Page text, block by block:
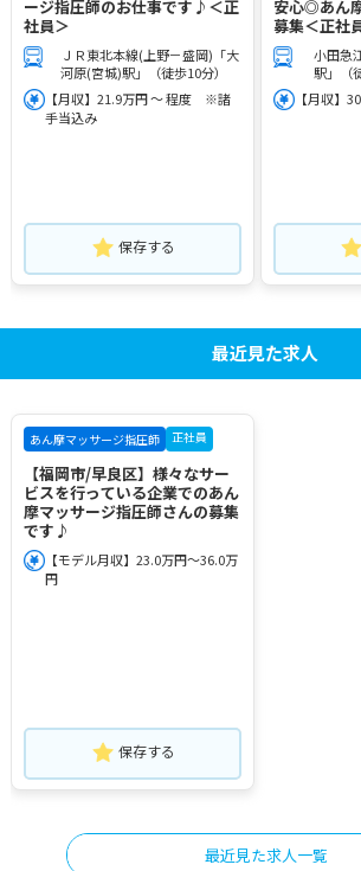
ージ指圧師のお仕事です♪＜正
社員＞
ＪＲ東北本線(上野－盛岡)「大
河原(宮城)駅」（徒歩10分）
【月収】21.9万円 ～ 程度 ※諸
手当込み
保存する
安心◎あん
募集＜正社
小田急
駅」（
【月収】
最近見た求人
あん摩マッサージ指圧師 正社員
【福岡市/早良区】様々なサー
ビスを行っている企業でのあん
摩マッサージ指圧師さんの募集
です♪
【モデル月収】23.0万円～36.0万
円
保存する
最近見た求人一覧